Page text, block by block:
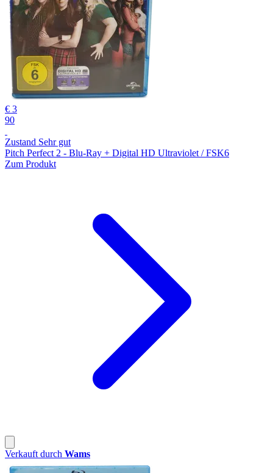
€ 3
90
Zustand Sehr gut
Pitch Perfect 2 - Blu-Ray + Digital HD Ultraviolet / FSK6
Zum Produkt
Verkauft durch Wams